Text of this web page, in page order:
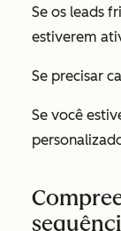
Se os leads
estiverem
Se precisar
Se você